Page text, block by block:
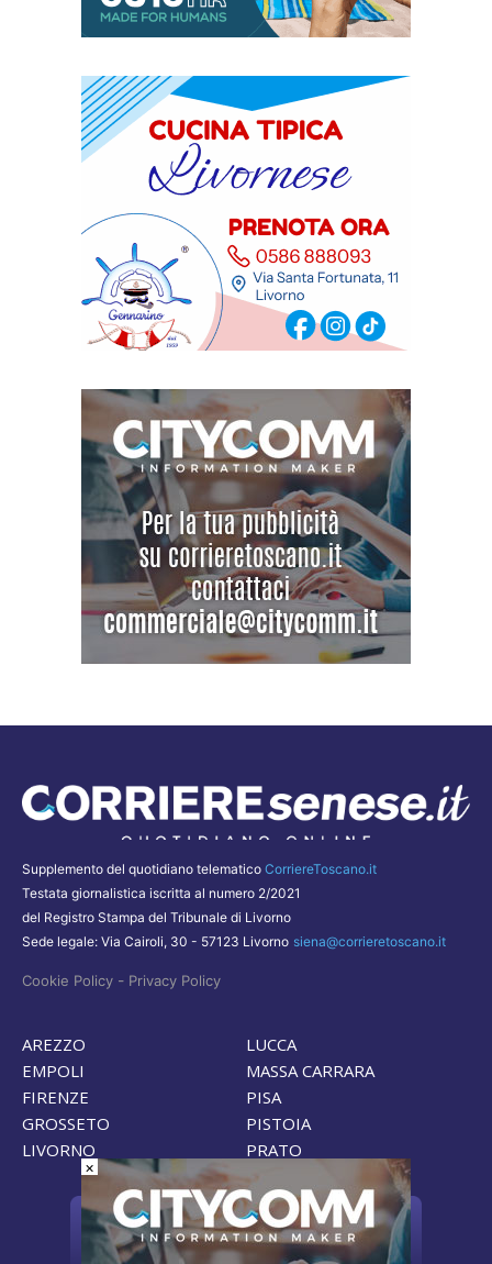
Supplemento del quotidiano telematico CorriereToscano.it
Testata giornalistica iscritta al numero 2/2021
del Registro Stampa del Tribunale di Livorno
Sede legale: Via Cairoli, 30 - 57123 Livorno siena@corrieretoscano.it
Cookie Policy - Privacy Policy
AREZZO
EMPOLI
FIRENZE
GROSSETO
LIVORNO
LUCCA
MASSA CARRARA
PISA
PISTOIA
PRATO
Pubblicità sulle nostre testate?
Contattaci
×